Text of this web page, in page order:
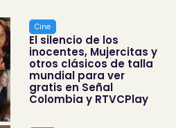
Cine
El silencio de los
inocentes, Mujercitas y
otros clásicos de talla
mundial para ver
gratis en Señal
Colombia y RTVCPlay